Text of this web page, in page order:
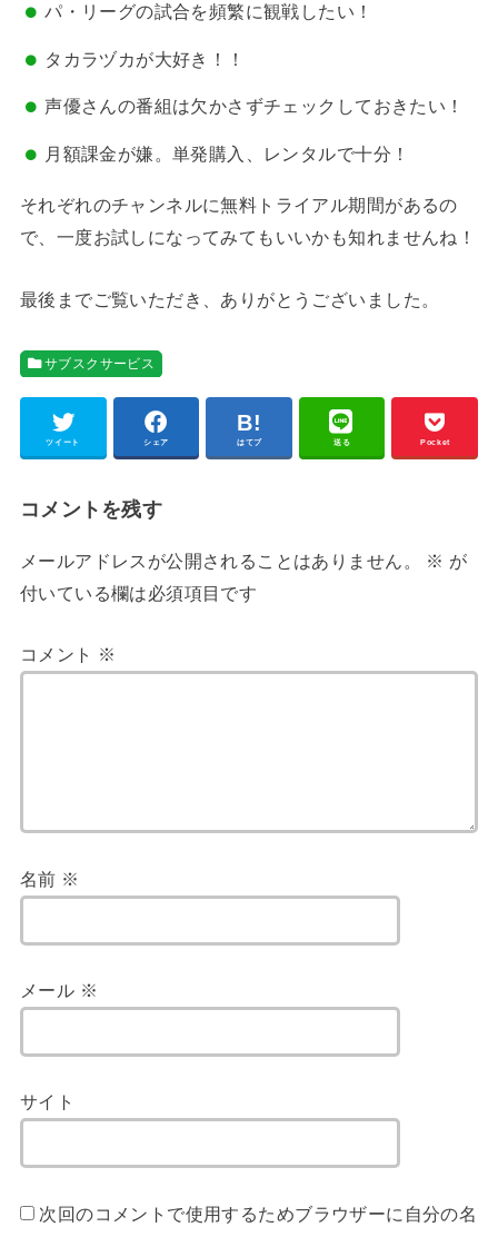
パ・リーグの試合を頻繁に観戦したい！
タカラヅカが大好き！！
声優さんの番組は欠かさずチェックしておきたい！
月額課金が嫌。単発購入、レンタルで十分！
それぞれのチャンネルに無料トライアル期間があるの
で、一度お試しになってみてもいいかも知れませんね！
最後までご覧いただき、ありがとうございました。
サブスクサービス
ツイート シェア はてブ 送る Pocket
コメントを残す
メールアドレスが公開されることはありません。 ※ が
付いている欄は必須項目です
コメント ※
名前 ※
メール ※
サイト
次回のコメントで使用するためブラウザーに自分の名